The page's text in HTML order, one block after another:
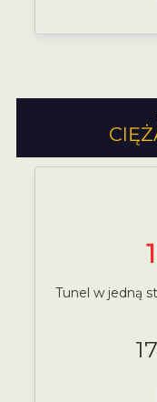
1
Tunel w jedną